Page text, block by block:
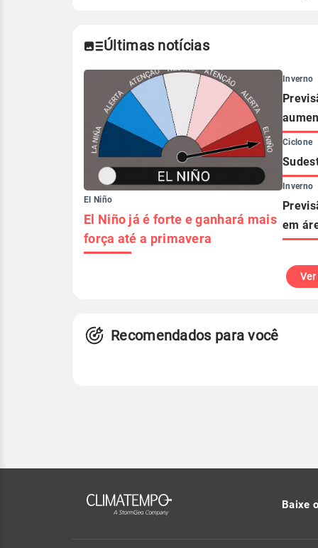
Últimas notícias
El Niño
El Niño já é forte e ganhará mais
força até a primavera
Inverno
Ciclone
Inverno
em
Recomendados para você
Baixe